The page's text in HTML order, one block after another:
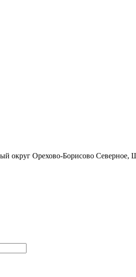
округ Орехово-Борисово